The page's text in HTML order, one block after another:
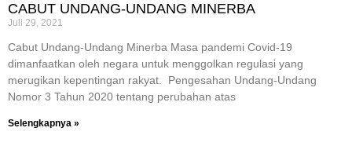
CABUT UNDANG-UNDANG MINERBA
Juli 29, 2021
Cabut Undang-Undang Minerba Masa pandemi Covid-19
dimanfaatkan oleh negara untuk menggolkan regulasi yang
merugikan kepentingan rakyat. Pengesahan Undang-Undang
Nomor 3 Tahun 2020 tentang perubahan atas
Selengkapnya »